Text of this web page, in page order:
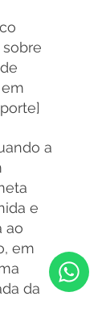
a
e
ao
em
da